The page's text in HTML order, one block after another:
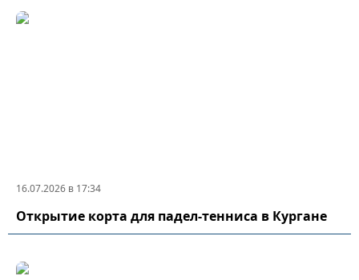
16.07.2026 в 17:34
Открытие корта для падел-тенниса в Кургане